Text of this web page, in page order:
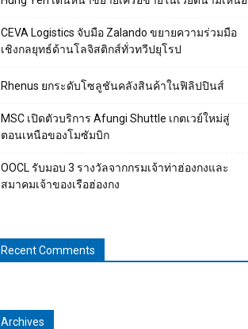
CEVA Logistics จับมือ Zalando ขยายความร่วมมือ
เชิงกลยุทธ์ด้านโลจิสติกส์ทั่วทวีปยุโรป
Rhenus ยกระดับโซลูชันคลังสินค้าในฟิลิปปินส์
MSC เปิดตัวบริการ Afungi Shuttle เกตเวย์ใหม่สู่
ตอนเหนือของโมซัมบิก
OOCL รับมอบ 3 รางวัลจากกรมเจ้าท่าฮ่องกงและ
สมาคมเจ้าของเรือฮ่องกง
Recent Comments
Archives